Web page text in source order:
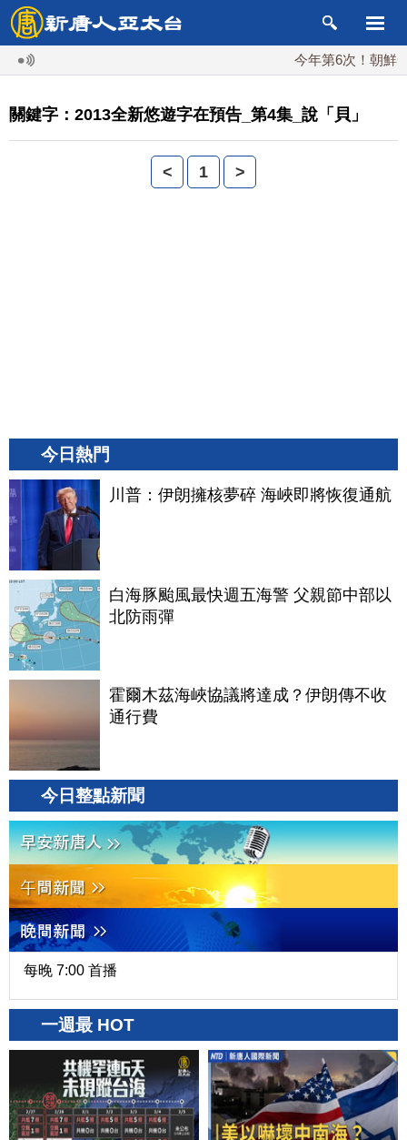
今年第6次！朝鮮
關鍵字：2013全新悠遊字在預告_第4集_說「貝」
< 1 >
今日熱門
川普：伊朗擁核夢碎 海峽即將恢復通航
白海豚颱風最快週五海警 父親節中部以
北防雨彈
霍爾木茲海峽協議將達成？伊朗傳不收
通行費
今日整點新聞
每晚 7:00 首播
一週最 HOT